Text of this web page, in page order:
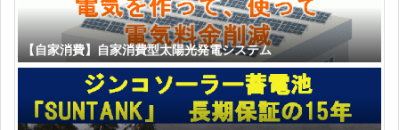
【自家消費】自家消費型太陽光発電システム